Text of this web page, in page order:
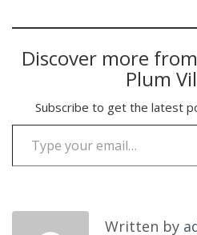
Discover more
Plum
Subscribe to get the latest
Type your email…
Written by